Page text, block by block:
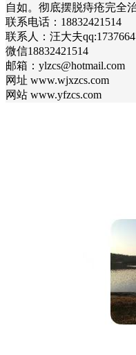
自如。彻底摆脱痔疮完全治
联系电话：18832421514
联系人：汪大夫
微信18832421514
邮箱：ylzcs@hotmail.com
网址 www.wjxzcs.com
网站 www.yfzcs.com